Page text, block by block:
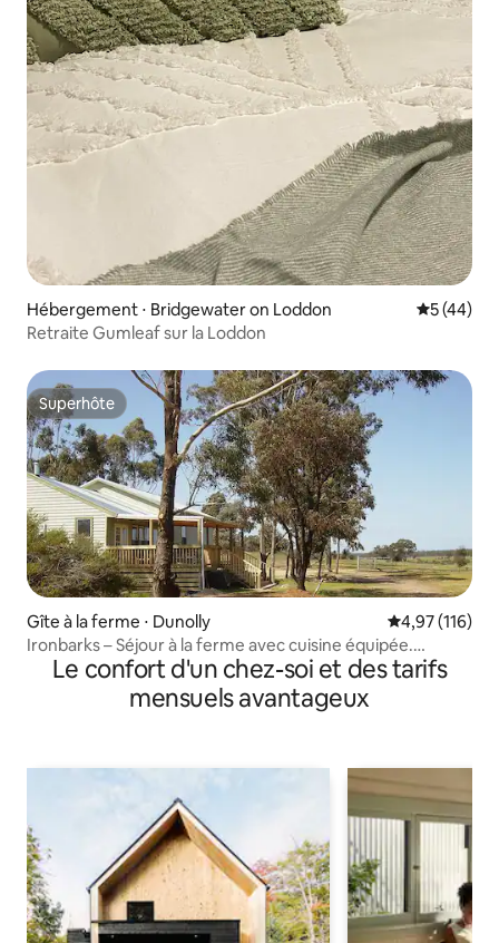
Hébergement ⋅ Bridgewater on Loddon
5 (44)
Retraite Gumleaf sur la Loddon
Superhôte
Superhôte
Gîte à la ferme ⋅ Dunolly Évaluation
4,97 (116)
Ironbarks – Séjour à la ferme avec cuisine équipée.
Animaux bienvenus.
Le confort d'un chez-soi et des tarifs
mensuels avantageux